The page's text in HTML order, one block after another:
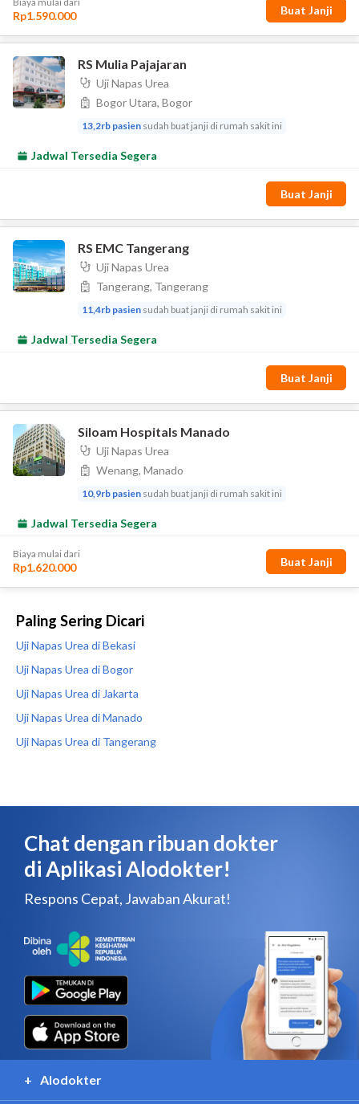
Paling Sering Dicari
Uji Napas Urea di Bekasi
Uji Napas Urea di Bogor
Uji Napas Urea di Jakarta
Uji Napas Urea di Manado
Uji Napas Urea di Tangerang